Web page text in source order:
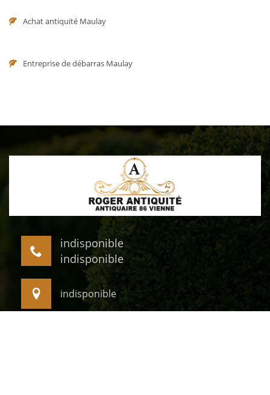
Achat antiquité Maulay
Entreprise de débarras Maulay
indisponible
indisponible
indisponible